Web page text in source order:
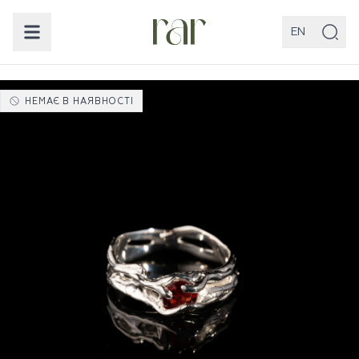
EN
НЕМАЄ В НАЯВНОСТІ